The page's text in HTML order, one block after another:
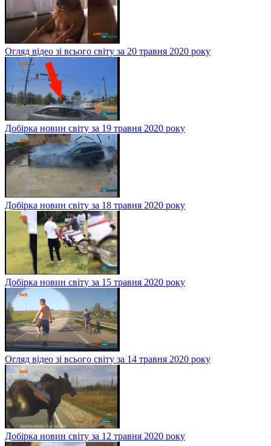
Огляд відео зі всього світу за 20 травня 2020 року
Добірка новин світу за 19 травня 2020 року
Добірка новин світу за 18 травня 2020 року
Добірка новин світу за 15 травня 2020 року
Огляд відео зі всього світу за 14 травня 2020 року
Добірка новин світу за 12 травня 2020 року